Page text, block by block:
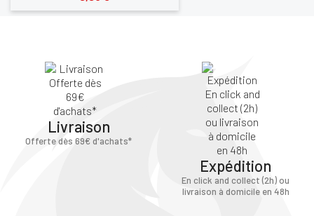
Livraison
Offerte dès 69€ d'achats*
Expédition
En click and collect (2h) ou
livraison à domicile en 48h